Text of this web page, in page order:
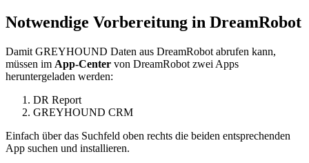
Notwendige Vorbereitung in DreamRobot
Damit GREYHOUND Daten aus DreamRobot abrufen kann,
müssen im App-Center von DreamRobot zwei Apps
heruntergeladen werden:
DR Report
GREYHOUND CRM
Einfach über das Suchfeld oben rechts die beiden entsprechenden
App suchen und installieren.